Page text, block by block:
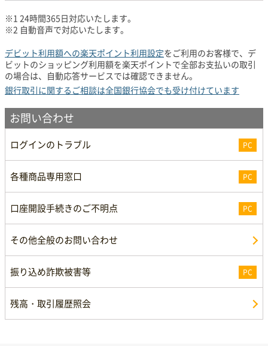
※1 24時間365日対応いたします。
※2 自動音声で対応いたします。
デビット利用額への楽天ポイント利用設定をご利用のお客様で、デ
ビットのショッピング利用額を楽天ポイントで全部お支払いの取引
の場合は、自動応答サービスでは確認できません。
銀行取引に関するご相談は全国銀行協会でも受け付けています
お問い合わせ
ログインのトラブル PC
各種商品専用窓口 PC
口座開設手続きのご不明点 PC
その他全般のお問い合わせ
振り込め詐欺被害等 PC
残高・取引履歴照会